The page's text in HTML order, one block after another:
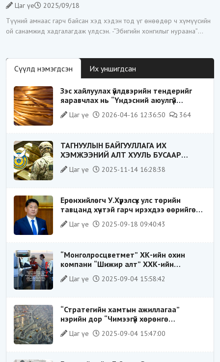
таниулсан.
Цаг үе
2025/09/18
Түүний амнаас гарч байсан хэд хэдэн тод үг өнөөдөр ч хүмүүсийн
ой санамжид хадгалагдаж үлдсэн. -“Эбигийн хонгилыг нураана”
Сүүлд нэмэгдсэн Их уншигдсан
Зэс хайлуулах үйлдвэрийн тендерийг
яаравчлах нь “Үндэсний аюулгүй
байдал“-д эрсдэлтэй юу?
Цаг үе 2026-04-16 12:36:50 364
ТАГНУУЛЫН БАЙГУУЛЛАГА ИХ
ХЭМЖЭЭНИЙ АЛТ ХУУЛЬ БУСААР
ХИЛЭЭР ГАРГАХ ГЭЖ БАЙСАН
ҮЙЛДЛИЙГ ТАСЛАН ЗОГСООЛОО
Цаг үе 2025-11-14 16:28:38
Ерөнхийлөгч У.Хүрэлсүх улс төрийн
тавцанд хүчтэй гарч ирэхдээ өөрийгөө
шударга ёсны төлөө тэмцэгч, “хуучин
тогтолцооны хонгилыг нураагч” гэсэн
Цаг үе 2025-09-18 09:40:43
“Монголросцветмет” ХК-ийн охин
компани “Шижир алт” ХХК-ийн
Гүйцэтгэх захирлаар ажиллаж байсан
О.Баттөмөрт холбогдох хэрэг хаашаа
Цаг үе 2025-09-04 15:58:42
“Стратегийн хамтын ажиллагаа”
нэрийн дор “Чимээгүй хөрөнгө
хуримтлал”
Цаг үе 2025-09-04 15:47:00